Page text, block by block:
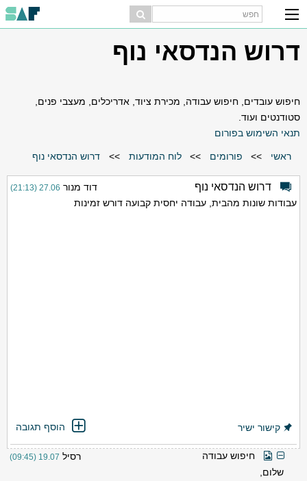
דרוש הנדסאי נוף
חיפוש עובדים, חיפוש עבודה, מכירת ציוד, אדריכלים, מעצבי פנים,
סטודנטים ועוד.
תנאי השימוש בפורום
ראשי >> פורומים >> לוח המודעות >> דרוש הנדסאי נוף
דרוש הנדסאי נוף דוד מנור 27.06 (21:13)
עבודות שונות מהבית, עבודה יחסית קבועה דורש זמינות
הוסף תגובה קישור ישיר
חיפוש עבודה רסיל 19.07 (09:45)
שלום,